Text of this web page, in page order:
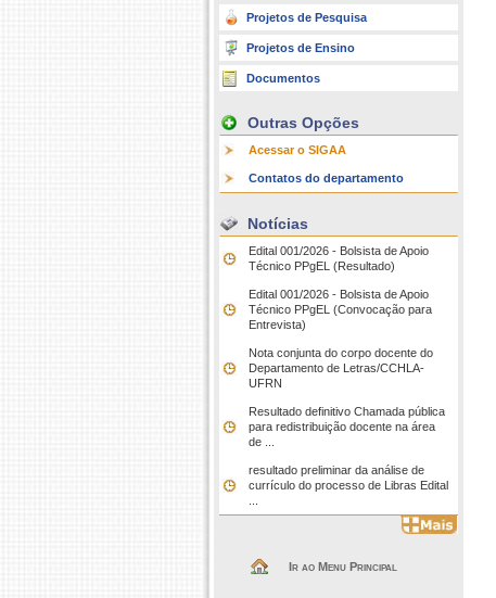
Projetos de Pesquisa
Projetos de Ensino
Documentos
Outras Opções
Acessar o SIGAA
Contatos do departamento
Notícias
Edital 001/2026 - Bolsista de Apoio
Técnico PPgEL (Resultado)
Edital 001/2026 - Bolsista de Apoio
Técnico PPgEL (Convocação para
Entrevista)
Nota conjunta do corpo docente do
Departamento de Letras/CCHLA-
UFRN
Resultado definitivo Chamada pública
para redistribuição docente na área
de ...
resultado preliminar da análise de
currículo do processo de Libras Edital
Ir ao Menu Principal